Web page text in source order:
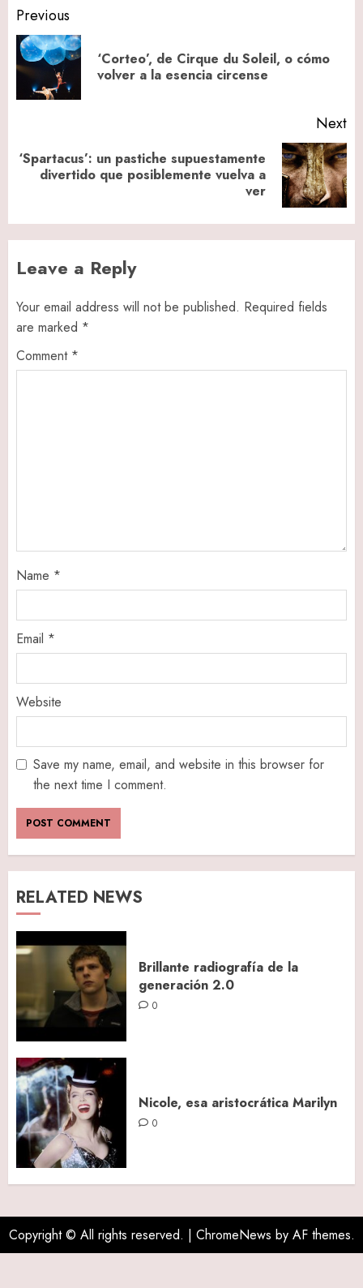
Post
navigation
Previous
‘Corteo’, de Cirque du Soleil, o cómo
volver a la esencia circense
Next
Next
‘Spartacus’: un pastiche supuestamente
divertido que posiblemente vuelva a
ver
Leave a Reply
Your email address will not be published. Required fields
are marked *
Comment *
Name *
Email *
Website
Save my name, email, and website in this browser for
the next time I comment.
RELATED NEWS
Brillante radiografía de la
generación 2.0
0
Nicole, esa aristocrática Marilyn
0
Copyright © All rights reserved. | ChromeNews by AF themes.